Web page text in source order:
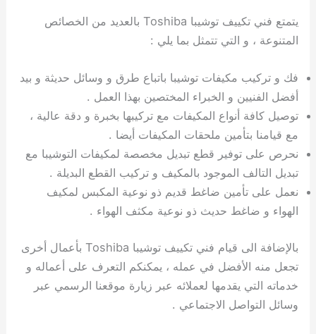
يتمتع فني تكييف توشيبا Toshiba بالعديد من الخصائص
المتنوعة ، و التي تتمثل بما يلي :
فك و تركيب مكيفات توشيبا باتباع طرق و وسائل حديثة و بيد
أفضل الفنيين و الخبراء المختصين بهذا العمل .
توصيل كافة أنواع المكيفات مع تركيبها بخبرة و دقة عالية ،
مع قيامنا بتأمين ملحقات المكيفات أيضا .
نحرص على توفير قطع تبديل مخصصة لمكيفات التوشيبا مع
تبديل التالف الموجود بالمكيف و تركيب القطع البديلة .
نعمل على تأمين ضاغط قديم ذو نوعية المكبس لمكيف
الهواء و ضاغط حديث ذو نوعية مكثف الهواء .
بالإضافة الى قيام فني تكييف توشيبا Toshiba بأعمال أخرى
تجعل منه الأفضل في عمله ، يمكنكم التعرف على أعماله و
خدماته التي يقدمها لعملائه عبر زيارة موقعنا الرسمي عبر
وسائل التواصل الاجتماعي .